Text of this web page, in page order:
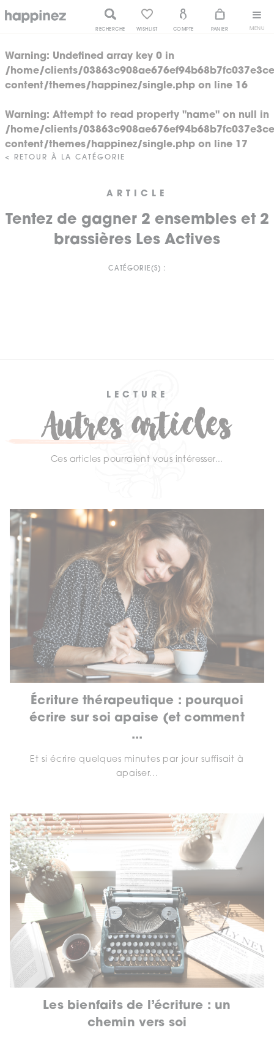
MENU
RECHERCHE WISHLIST COMPTE PANIER
Warning: Undefined array key 0 in
/home/clients/
content/themes/happinez/single.php on line 16
Warning: Attempt to read property "name" on null in
/home/clients/
content/themes/happinez/single.php on line 17
< RETOUR À LA CATÉGORIE
ARTICLE
Tentez de gagner 2 ensembles et 2
brassières Les Actives
CATÉGORIE(S) :
LECTURE
Autres articles
Ces articles pourraient vous intéresser...
Écriture thérapeutique : pourquoi
écrire sur soi apaise (et comment
...
Et si écrire quelques minutes par jour suffisait à
apaiser...
Les bienfaits de l’écriture : un
chemin vers soi